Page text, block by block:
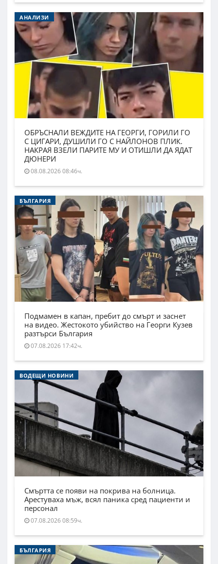
АНАЛИЗИ
ОБРЪСНАЛИ ВЕЖДИТЕ НА ГЕОРГИ, ГОРИЛИ ГО
С ЦИГАРИ, ДУШИЛИ ГО С НАЙЛОНОВ ПЛИК.
НАКРАЯ ВЗЕЛИ ПАРИТЕ МУ И ОТИШЛИ ДА ЯДАТ
ДЮНЕРИ
08.08.2026 08:46ч.
БЪЛГАРИЯ
Подмамен в капан, пребит до смърт и заснет
на видео. Жестокото убийство на Георги Кузев
разтърси България
07.08.2026 17:42ч.
ВОДЕЩИ НОВИНИ
Смъртта се появи на покрива на болница.
Арестуваха мъж, всял паника сред пациенти и
персонал
07.08.2026 08:59ч.
БЪЛГАРИЯ